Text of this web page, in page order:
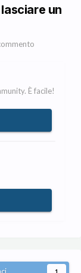
un
È facile!
1